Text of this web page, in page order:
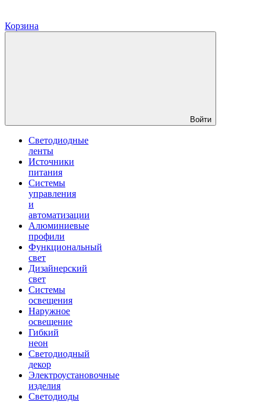
Корзина
Войти
Светодиодные
ленты
Источники
питания
Системы
управления
и
автоматизации
Алюминиевые
профили
Функциональный
свет
Дизайнерский
свет
Системы
освещения
Наружное
освещение
Гибкий
неон
Светодиодный
декор
Электроустановочные
изделия
Светодиоды